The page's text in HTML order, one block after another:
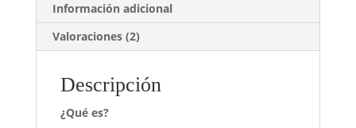
Información adicional
Valoraciones (2)
Descripción
¿Qué es?